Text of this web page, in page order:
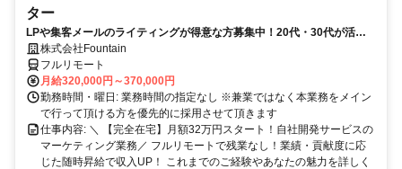
ター
LPや集客メールのライティングが得意な方募集中！20代・30代が活躍
している職場です！
株式会社Fountain
フルリモート
月給320,000円～370,000円
勤務時間・曜日: 業務時間の指定なし ※兼業ではなく本業務をメイン
で行って頂ける方を優先的に採用させて頂きます
仕事内容: ＼ 【完全在宅】月額32万円スタート！自社開発サービスの
マーケティング業務／ フルリモートで残業なし！業績・貢献度に応
じた随時昇給で収入UP！ これまでのご経験やあなたの魅力を詳しく